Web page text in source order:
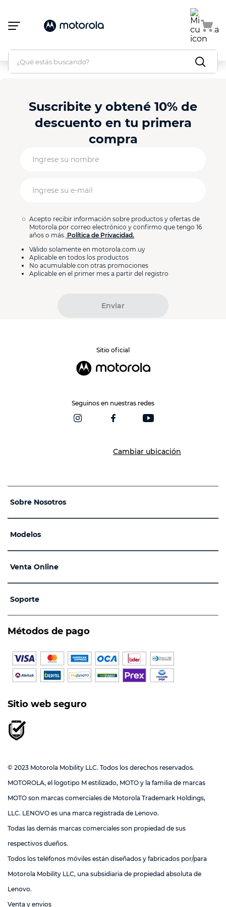
sitio
cuenta
un
sistema
¿Qué estás buscando?
Suscribite y obtené 10% de
descuento en tu primera
compra
Enviar
Acepto recibir información sobre productos y ofertas de
Motorola por correo electrónico y confirmo que tengo 16
años o más. Política de Privacidad.
Válido solamente en motorola.com.uy
Aplicable en todos los productos
No acumulable con otras promociones
Aplicable en el primer mes a partir del registro
Sitio oficial
Seguinos en nuestras redes
Cambiar ubicación
Sobre Nosotros
Modelos
Venta Online
Soporte
Métodos de pago
Sitio web seguro
© 2023 Motorola Mobility LLC. Todos los derechos reservados.
MOTOROLA, el logotipo M estilizado, MOTO y la familia de marcas
MOTO son marcas comerciales de Motorola Trademark Holdings,
LLC. LENOVO es una marca registrada de Lenovo.
Todas las demás marcas comerciales son propiedad de sus
respectivos dueños.
Todos los teléfonos móviles están diseñados y fabricados por/para
Motorola Mobility LLC, una subsidiaria de propiedad absoluta de
Lenovo.
Venta y envios